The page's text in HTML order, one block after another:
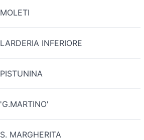
MOLETI
LARDERIA INFERIORE
PISTUNINA
'G.MARTINO'
S. MARGHERITA